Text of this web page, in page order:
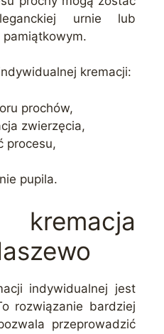
urnie lub
pamiątkowym.
kremacji:
prochów,
zwierzęcia,
procesu,
pupila.
kremacja
indywidualnej jest
rozwiązanie bardziej
przeprowadzić